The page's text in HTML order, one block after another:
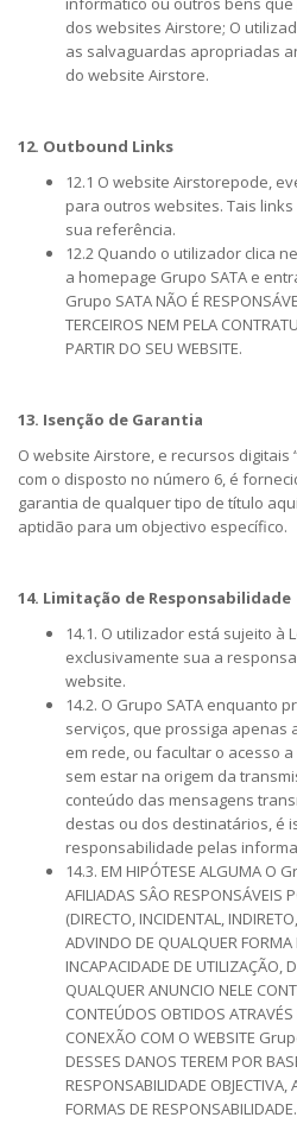
dos websites Airstore; O
as salvaguardas apropriadas
do website Airstore.
12. Outbound Links
12.1 O website Airstorepode,
para outros websites. Tais
sua referência.
12.2 Quando o utilizador clica
a homepage Grupo SATA e
Grupo SATA NÃO É
TERCEIROS NEM PELA
PARTIR DO SEU WEBSITE.
13. Isenção de Garantia
O website Airstore, e recursos
com o disposto no número 6, é
garantia de qualquer tipo de título
aptidão para um objectivo específico.
14. Limitação de Responsabilidade
14.1. O utilizador está sujeito à
exclusivamente sua a
website.
14.2. O Grupo SATA enquanto
serviços, que prossiga apenas
em rede, ou facultar o acesso
sem estar na origem da
conteúdo das mensagens
destas ou dos destinatários, é
responsabilidade pelas
14.3. EM HIPÓTESE ALGUMA O
AFILIADAS SÂO RESPONSÁVEIS
(DIRECTO, INCIDENTAL,
ADVINDO DE QUALQUER
INCAPACIDADE DE UTILIZAÇÃO,
QUALQUER ANUNCIO NELE
CONTEÚDOS OBTIDOS
CONEXÃO COM O WEBSITE
DESSES DANOS TEREM POR
RESPONSABILIDADE
FORMAS DE RESPONSABILIDADE.